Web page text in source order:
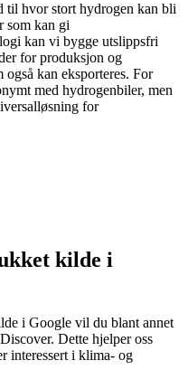
til hvor stort hydrogen kan bli
som kan gi
kan vi bygge utslippsfri
for produksjon og
kan eksporteres. For
med hydrogenbiler, men
for
kilde i
i Google vil du blant annet
Dette hjelper oss
interessert i klima- og